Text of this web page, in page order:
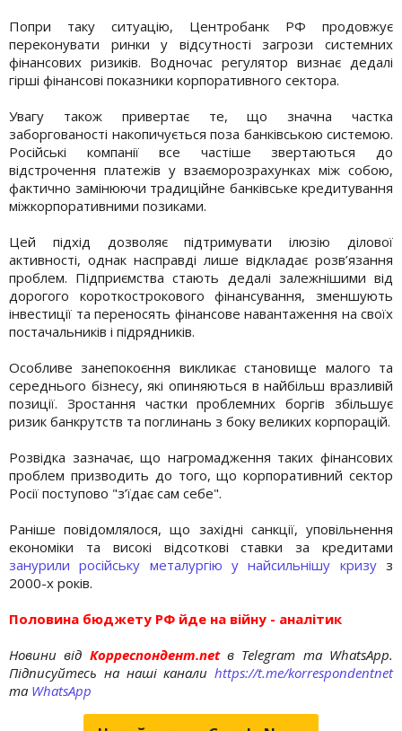
Попри таку ситуацію, Центробанк РФ продовжує
переконувати ринки у відсутності загрози системних
фінансових ризиків. Водночас регулятор визнає дедалі
гірші фінансові показники корпоративного сектора.
Увагу також привертає те, що значна частка
заборгованості накопичується поза банківською системою.
Російські компанії все частіше звертаються до
відстрочення платежів у взаєморозрахунках між собою,
фактично замінюючи традиційне банківське кредитування
міжкорпоративними позиками.
Цей підхід дозволяє підтримувати ілюзію ділової
активності, однак насправді лише відкладає розв’язання
проблем. Підприємства стають дедалі залежнішими від
дорогого короткострокового фінансування, зменшують
інвестиції та переносять фінансове навантаження на своїх
постачальників і підрядників.
Особливе занепокоєння викликає становище малого та
середнього бізнесу, які опиняються в найбільш вразливій
позиції. Зростання частки проблемних боргів збільшує
ризик банкрутств та поглинань з боку великих корпорацій.
Розвідка зазначає, що нагромадження таких фінансових
проблем призводить до того, що корпоративний сектор
Росії поступово "з’їдає сам себе".
Раніше повідомлялося, що західні санкції, уповільнення
економіки та високі відсоткові ставки за кредитами
занурили російську металургію у найсильнішу кризуз
2000-х років.
Половина бюджету РФ йде на війну - аналітик
Новини від Корреспондент.netв Telegram та WhatsApp.
Підписуйтесь на наші канали https://t.me/korrespondentnet
та WhatsApp